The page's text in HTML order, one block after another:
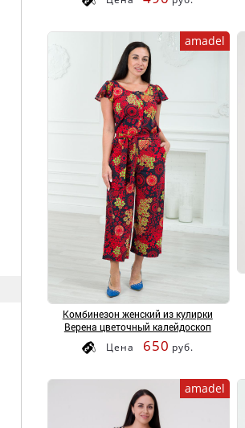
amadel
Комбинезон женский из кулирки
Верена цветочный калейдоскоп
Цена 650 руб.
amadel